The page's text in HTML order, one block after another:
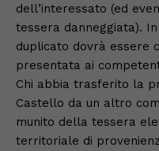
dell’interessato (ed
tessera danneggiata).
duplicato dovrà essere
presentata ai
Chi abbia trasferito la
Castello da un altro
munito della tessera
territoriale di